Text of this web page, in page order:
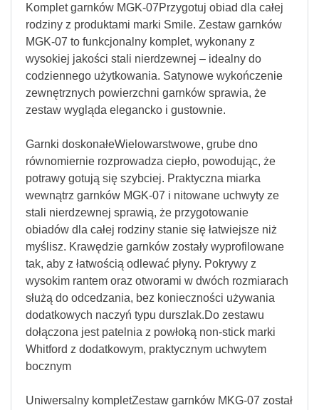
Komplet garnków MGK-07Przygotuj obiad dla całej
rodziny z produktami marki Smile. Zestaw garnków
MGK-07 to funkcjonalny komplet, wykonany z
wysokiej jakości stali nierdzewnej – idealny do
codziennego użytkowania. Satynowe wykończenie
zewnętrznych powierzchni garnków sprawia, że
zestaw wygląda elegancko i gustownie.
Garnki doskonałeWielowarstwowe, grube dno
równomiernie rozprowadza ciepło, powodując, że
potrawy gotują się szybciej. Praktyczna miarka
wewnątrz garnków MGK-07 i nitowane uchwyty ze
stali nierdzewnej sprawią, że przygotowanie
obiadów dla całej rodziny stanie się łatwiejsze niż
myślisz. Krawędzie garnków zostały wyprofilowane
tak, aby z łatwością odlewać płyny. Pokrywy z
wysokim rantem oraz otworami w dwóch rozmiarach
służą do odcedzania, bez konieczności używania
dodatkowych naczyń typu durszlak.Do zestawu
dołączona jest patelnia z powłoką non-stick marki
Whitford z dodatkowym, praktycznym uchwytem
bocznym
Uniwersalny kompletZestaw garnków MKG-07 został